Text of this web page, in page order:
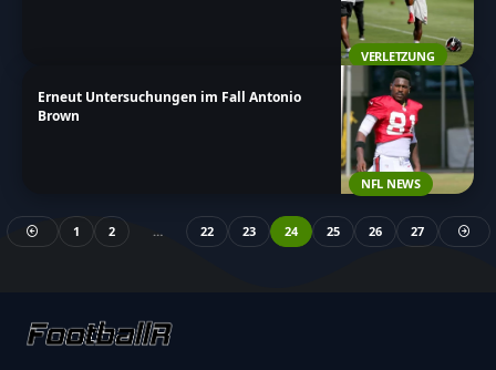
VERLETZUNG
NFL NEWS
Erneut Untersuchungen im Fall Antonio
Brown
1 2 … 22 23 24 25 26 27